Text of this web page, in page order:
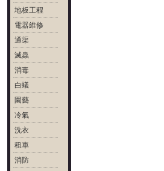
地板工程
電器維修
通渠
滅蟲
消毒
白蟻
園藝
冷氣
洗衣
租車
消防